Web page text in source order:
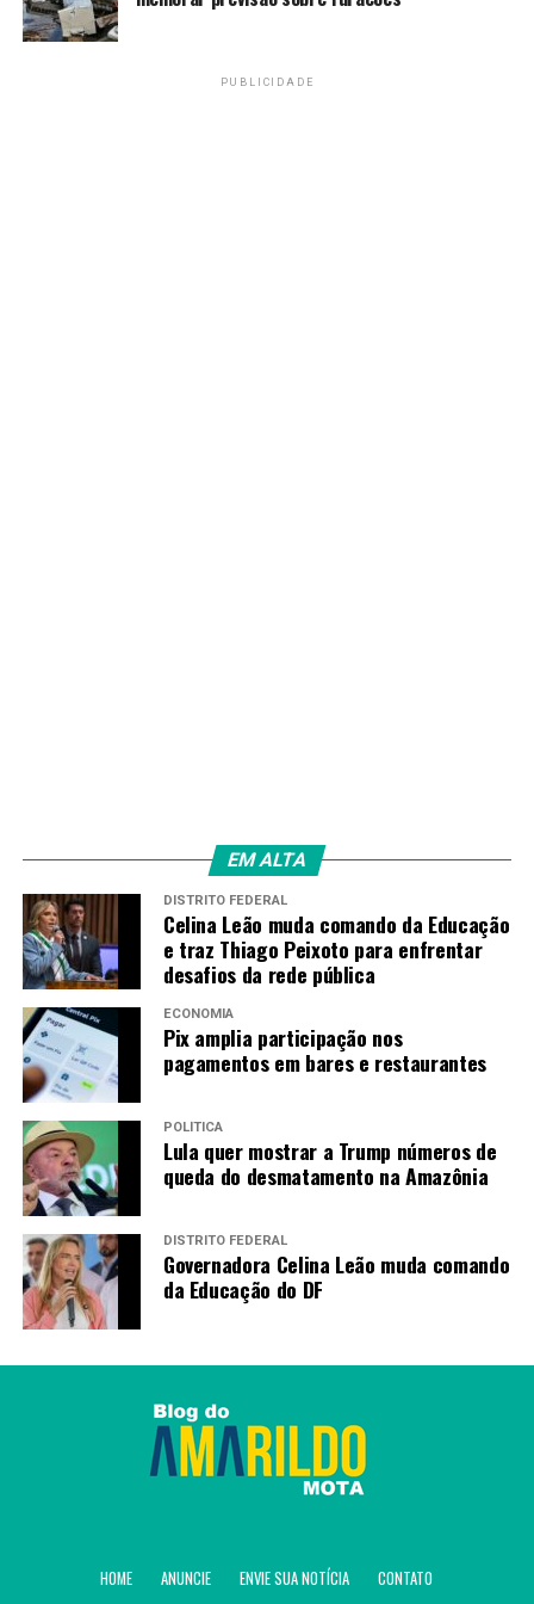
2018) e uma vez do Campeonato Brasileiro (2018).
PUBLICIDADE
EM ALTA
DISTRITO FEDERAL
Celina Leão muda comando da Educação
e traz Thiago Peixoto para enfrentar
desafios da rede pública
ECONOMIA
Pix amplia participação nos
pagamentos em bares e restaurantes
POLÍTICA
Lula quer mostrar a Trump números de
queda do desmatamento na Amazônia
DISTRITO FEDERAL
Governadora Celina Leão muda comando
da Educação do DF
HOME ANUNCIE ENVIE SUA NOTÍCIA CONTATO